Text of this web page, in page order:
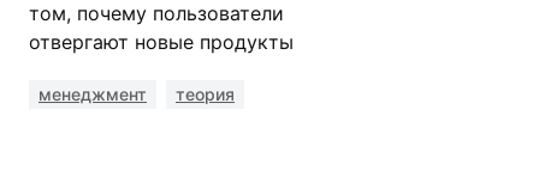
том, почему пользователи
отвергают новые продукты
менеджмент теория